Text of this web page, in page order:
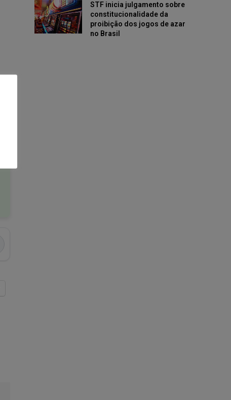
STF inicia julgamento sobre
constitucionalidade da
proibição dos jogos de azar
no Brasil